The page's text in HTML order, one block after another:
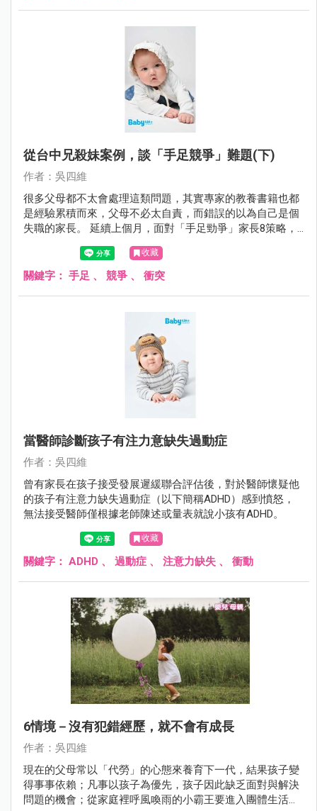
從台中兄殺妹案例，談「手足競爭」難題(下)
作者：吳四維
很多父母都不太會處理這類問題，其實專家的教養書籍也都
是經驗累積而來，父母不必太自責，而錯誤的以為自己是個
失職的家長。 延續上個月，面對「手足勁爭」家長8策略，4
收藏
關鍵字： 手足 、 競爭 、 衝突
當醫師診斷孩子有注力意缺失過動症
作者：吳四維
曾有家長在孩子接受發展遲緩聯合評估後，對於醫師懷疑他
的孩子有注意力缺失過動症（以下簡稱ADHD）感到憤怒，
無法接受醫師僅根據老師陳述或量表就說小孩有ADHD。
收藏
關鍵字： ADHD 、 過動症 、 注意力缺失 、 衝動
6情境－沒有犯錯經歷，就不會有成長
作者：吳四維
現在的父母常以「代勞」的心態來養育下一代，結果孩子變
得事事依賴；凡事以孩子為優先，孩子因此缺乏面對與解決
問題的機會；從家庭裡呼風喚雨的小霸王要進入團體生活成